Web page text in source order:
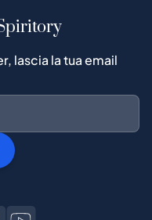
lascia la tua email